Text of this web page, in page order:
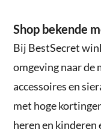
Shop bekende
Bij BestSecret
omgeving naar de
accessoires en
met hoge
heren en